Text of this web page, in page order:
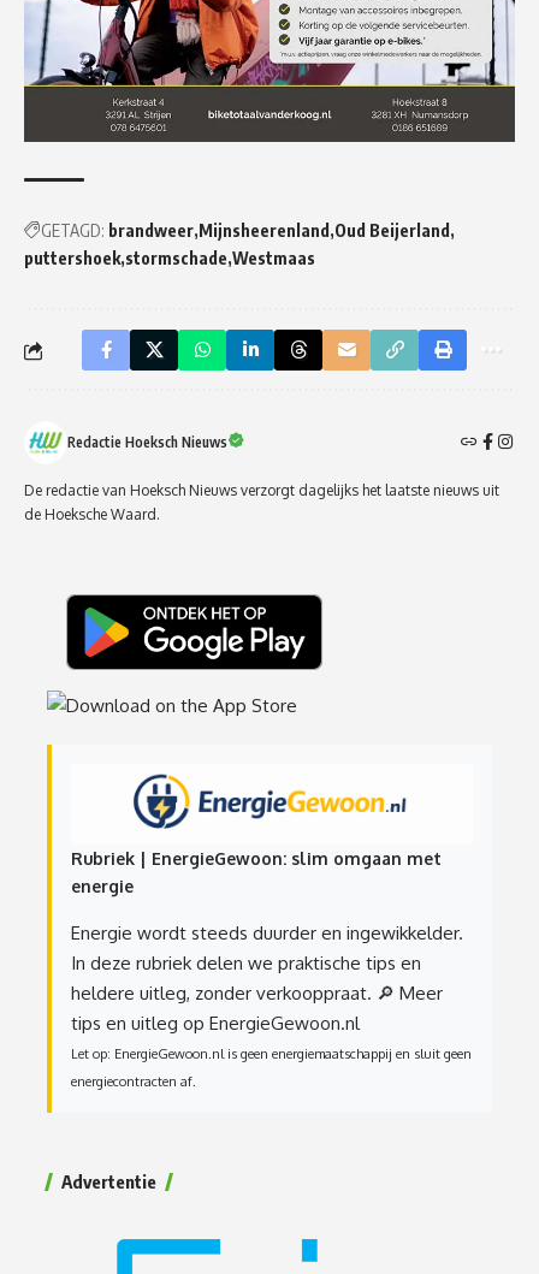
GETAGD: brandweer Mijnsheerenland Oud Beijerland
puttershoek stormschade Westmaas
Redactie Hoeksch Nieuws
De redactie van Hoeksch Nieuws verzorgt dagelijks het laatste nieuws uit
de Hoeksche Waard.
Rubriek | EnergieGewoon: slim omgaan met
energie
Energie wordt steeds duurder en ingewikkelder.
In deze rubriek delen we praktische tips en
heldere uitleg, zonder verkooppraat. 🔎 Meer
tips en uitleg op EnergieGewoon.nl
Let op: EnergieGewoon.nl is geen energiemaatschappij en sluit geen
energiecontracten af.
Advertentie